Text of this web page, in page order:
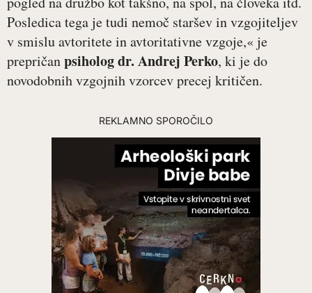
Posledica tega je tudi nemoč staršev in vzgojiteljev
v smislu avtoritete in avtoritativne vzgoje,« je
prepričanpsiholog dr. Andrej Perko, ki je do
novodobnih vzgojnih vzorcev precej kritičen.
REKLAMNO SPOROČILO